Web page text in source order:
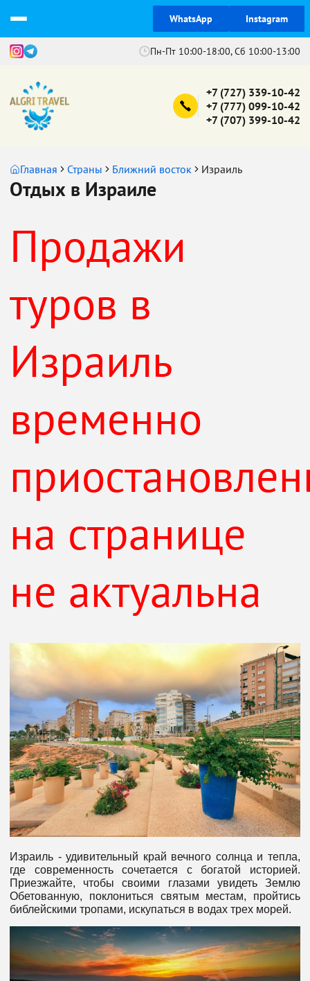
WhatsApp Instagram
Пн-Пт 10:00-18:00, Сб 10:00-13:00
+7 (727) 339-10-42
+7 (777) 099-10-42
+7 (707) 399-10-42
Главная Страны Ближний восток Израиль
Отдых в Израиле
Продажи
туров в
Израиль
временно
на странице
не актуальна
Израиль - удивительный край вечного солнца и тепла,
где современность сочетается с богатой историей.
Приезжайте, чтобы своими глазами увидеть Землю
Обетованную, поклониться святым местам, пройтись
библейскими тропами, искупаться в водах трех морей.